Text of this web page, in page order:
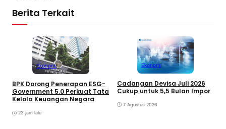
Berita Terkait
Ekonomi
BPK Dorong Penerapan ESG-
Government 5.0 Perkuat Tata
Kelola Keuangan Negara
23 jam lalu
Ekonomi
Cadangan Devisa Juli 2026
Cukup untuk 5,5 Bulan Impor
7 Agustus 2026